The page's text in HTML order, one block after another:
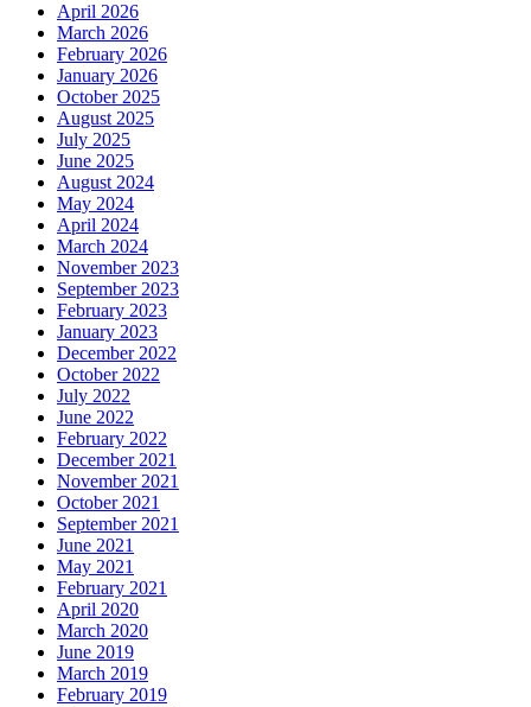
April 2026
March 2026
February 2026
January 2026
October 2025
August 2025
July 2025
June 2025
August 2024
May 2024
April 2024
March 2024
November 2023
September 2023
February 2023
January 2023
December 2022
October 2022
July 2022
June 2022
February 2022
December 2021
November 2021
October 2021
September 2021
June 2021
May 2021
February 2021
April 2020
March 2020
June 2019
March 2019
February 2019